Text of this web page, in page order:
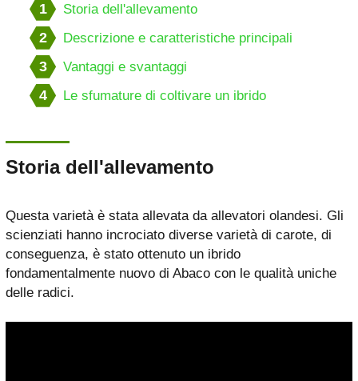
1 Storia dell'allevamento
2 Descrizione e caratteristiche principali
3 Vantaggi e svantaggi
4 Le sfumature di coltivare un ibrido
Storia dell'allevamento
Questa varietà è stata allevata da allevatori olandesi. Gli
scienziati hanno incrociato diverse varietà di carote, di
conseguenza, è stato ottenuto un ibrido
fondamentalmente nuovo di Abaco con le qualità uniche
delle radici.